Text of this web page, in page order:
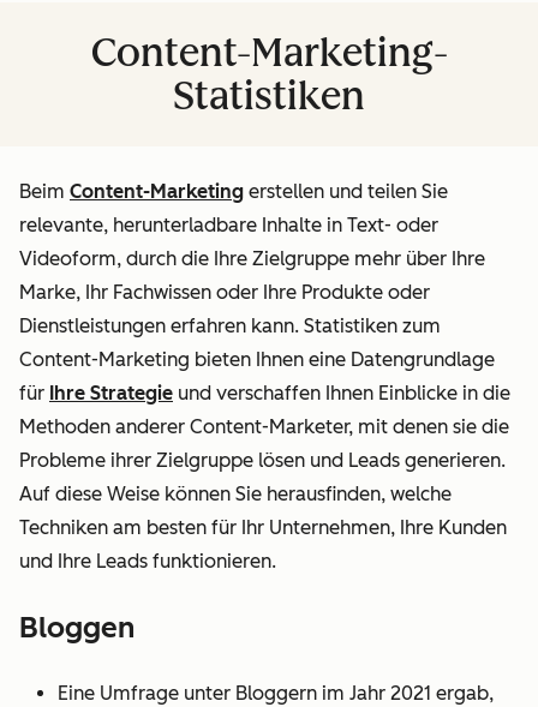
Content-Marketing-
Statistiken
Beim Content-Marketing erstellen und teilen Sie
relevante, herunterladbare Inhalte in Text- oder
Videoform, durch die Ihre Zielgruppe mehr über Ihre
Marke, Ihr Fachwissen oder Ihre Produkte oder
Dienstleistungen erfahren kann. Statistiken zum
Content-Marketing bieten Ihnen eine Datengrundlage
für Ihre Strategie und verschaffen Ihnen Einblicke in die
Methoden anderer Content-Marketer, mit denen sie die
Probleme ihrer Zielgruppe lösen und Leads generieren.
Auf diese Weise können Sie herausfinden, welche
Techniken am besten für Ihr Unternehmen, Ihre Kunden
und Ihre Leads funktionieren.
Bloggen
Eine Umfrage unter Bloggern im Jahr 2021 ergab,